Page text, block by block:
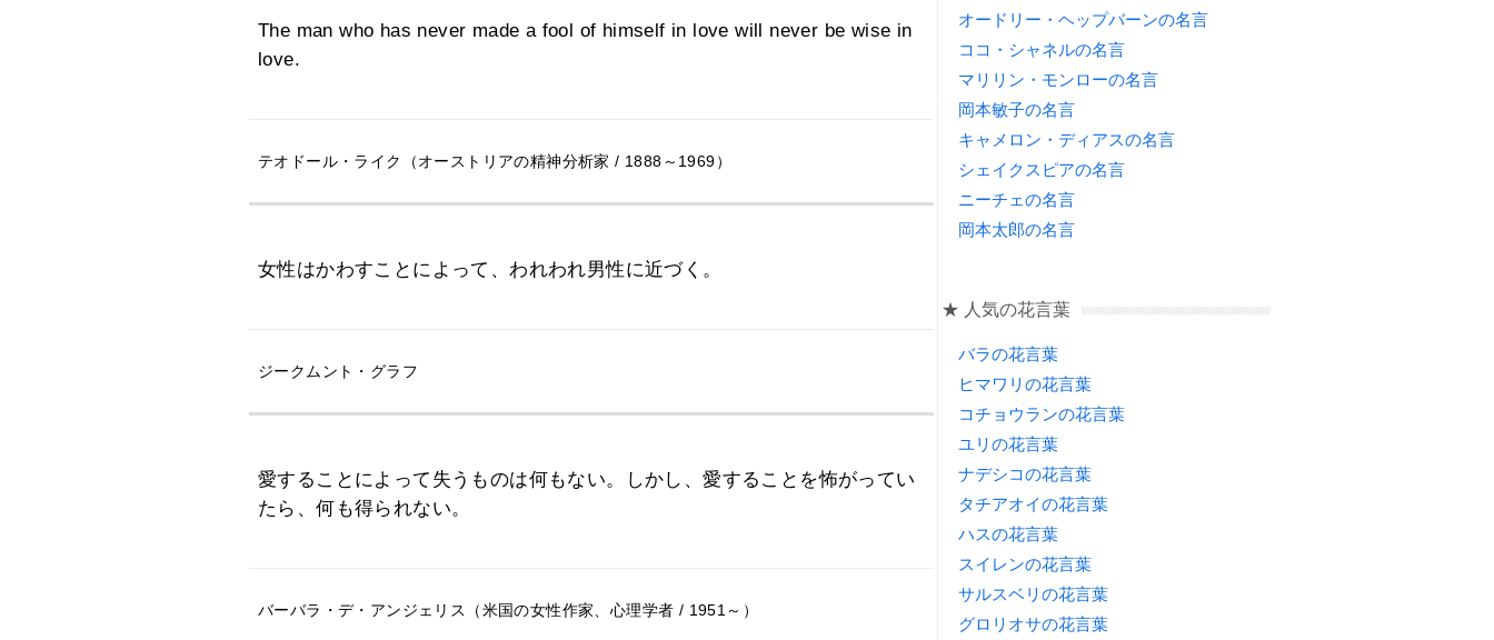
The man who has never made a fool of himself in love will never be wise in
love.
テオドール・ライク（オーストリアの精神分析家 / 1888～1969）
女性はかわすことによって、われわれ男性に近づく。
ジークムント・グラフ
愛することによって失うものは何もない。しかし、愛することを怖がってい
たら、何も得られない。
バーバラ・デ・アンジェリス（米国の女性作家、心理学者 / 1951～）
オードリー・ヘップバーンの名言
ココ・シャネルの名言
マリリン・モンローの名言
岡本敏子の名言
キャメロン・ディアスの名言
シェイクスピアの名言
ニーチェの名言
岡本太郎の名言
★ 人気の花言葉
バラの花言葉
ヒマワリの花言葉
コチョウランの花言葉
ユリの花言葉
ナデシコの花言葉
タチアオイの花言葉
ハスの花言葉
スイレンの花言葉
サルスベリの花言葉
グロリオサの花言葉